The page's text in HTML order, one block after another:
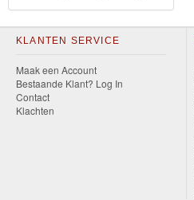
Puzzels
Forever
Friends
KLANTEN SERVICE
Maak een Account
Bestaande Klant? Log In
Contact
Klachten